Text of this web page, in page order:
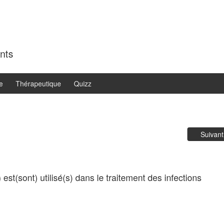
Thérapeutique Quizz
Suivant
utilisé(s) dans le traitement des infections